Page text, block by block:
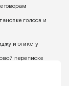
голоса и
и этикету
переписке